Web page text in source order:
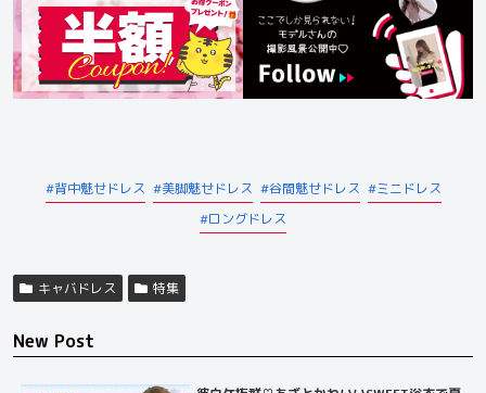
背中魅せドレス 美脚魅せドレス 谷間魅せドレス
ミニドレス
ロングドレス
キャバドレス 特集
New Post